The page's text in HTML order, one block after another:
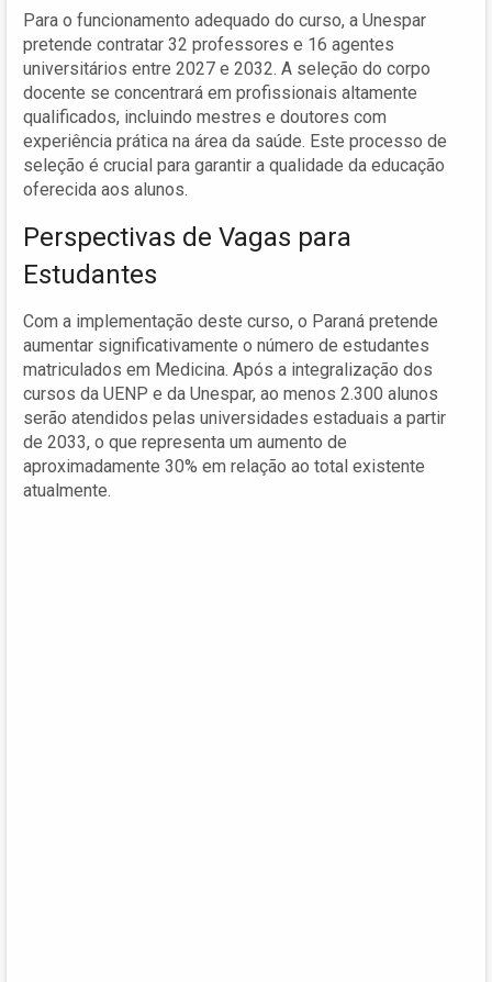
Para o funcionamento adequado do curso, a Unespar
pretende contratar 32 professores e 16 agentes
universitários entre 2027 e 2032. A seleção do corpo
docente se concentrará em profissionais altamente
qualificados, incluindo mestres e doutores com
experiência prática na área da saúde. Este processo de
seleção é crucial para garantir a qualidade da educação
oferecida aos alunos.
Perspectivas de Vagas para
Estudantes
Com a implementação deste curso, o Paraná pretende
aumentar significativamente o número de estudantes
matriculados em Medicina. Após a integralização dos
cursos da UENP e da Unespar, ao menos 2.300 alunos
serão atendidos pelas universidades estaduais a partir
de 2033, o que representa um aumento de
aproximadamente 30% em relação ao total existente
atualmente.